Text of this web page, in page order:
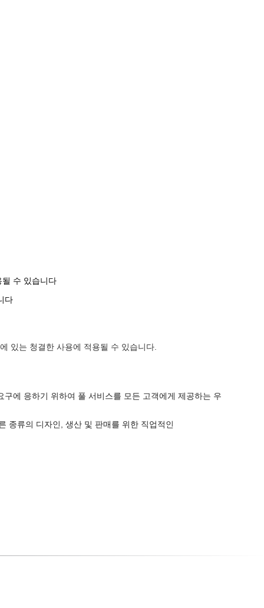
수 있습니다
다
있는 청결한 사용에 적용될 수 있습니다.
에 응하기 위하여 풀 서비스를 모든 고객에게 제공하는 우
종류의 디자인, 생산 및 판매를 위한 직업적인